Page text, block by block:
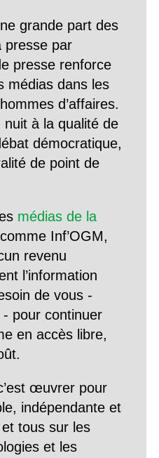
grande part des
presse par
presse renforce
médias dans les
d’affaires.
à la qualité de
démocratique,
de point de
médias de la
Inf’OGM,
revenu
l’information
de vous -
pour continuer
en accès libre,
œuvrer pour
indépendante et
tous sur les
et les